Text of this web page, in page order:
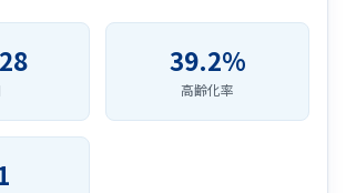
39.2%
高齢化率